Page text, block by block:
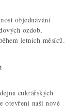
objednávání
ozdob,
letních měsíců.
cukrářských
otevření naší nové